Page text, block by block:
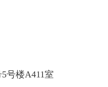
号楼A411室